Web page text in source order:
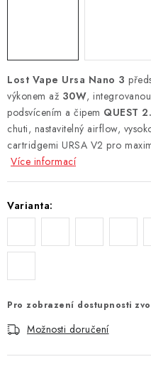
PŘÍSLUŠENSTVÍ
ZNAČKY
Vše o nákupu Jak
Kontakty
Prodejny
Lost Vape Ursa Nano 3
výkonem až 30W,
podsvícením a čipem QUEST
chuti, nastavitelný airflow,
cartridgemi URSA V2 pro
Více informací
Varianta:
Pro zobrazení dostupnosti
Možnosti doručení